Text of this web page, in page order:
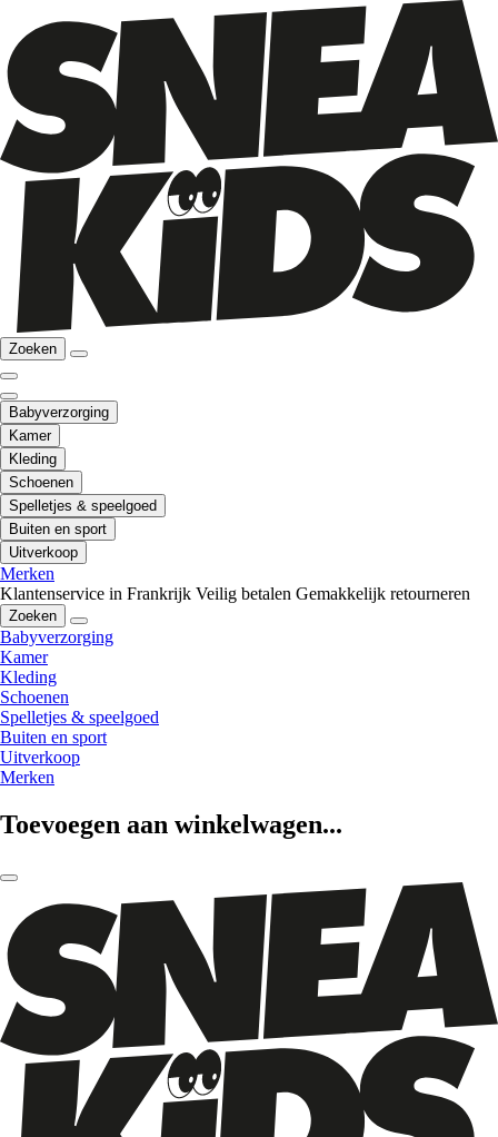
Zoeken
Babyverzorging
Kamer
Kleding
Schoenen
Spelletjes & speelgoed
Buiten en sport
Uitverkoop
Merken
Klantenservice in Frankrijk Veilig betalen Gemakkelijk retourneren
Zoeken
Babyverzorging
Kamer
Kleding
Schoenen
Spelletjes & speelgoed
Buiten en sport
Uitverkoop
Merken
Toevoegen aan winkelwagen...